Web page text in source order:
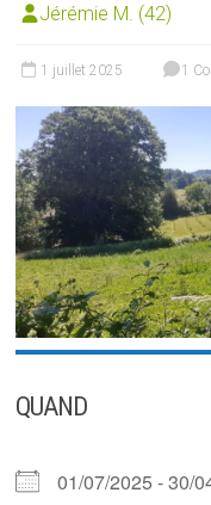
Jérémie M. (42)
1 juillet 2025 1
QUAND
01/07/2025 - 30/